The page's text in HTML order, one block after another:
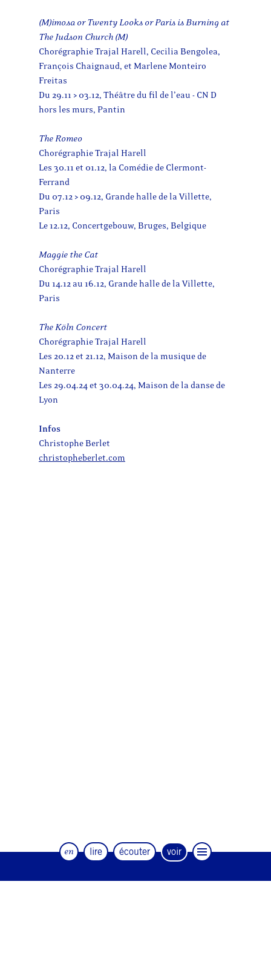
(M)imosa or Twenty Looks or Paris is Burning at
The Judson Church (M)
Chorégraphie Trajal Harell, Cecilia Bengolea,
François Chaignaud, et Marlene Monteiro
Freitas
Du 29.11 > 03.12, Théâtre du fil de l’eau - CN D
hors les murs, Pantin
The Romeo
Chorégraphie Trajal Harell
Les 30.11 et 01.12, la Comédie de Clermont-
Ferrand
Du 07.12 > 09.12, Grande halle de la Villette,
Paris
Le 12.12, Concertgebouw, Bruges, Belgique
Maggie the Cat
Chorégraphie Trajal Harell
Du 14.12 au 16.12, Grande halle de la Villette,
Paris
The Köln Concert
Chorégraphie Trajal Harell
Les 20.12 et 21.12, Maison de la musique de
Nanterre
Les 29.04.24 et 30.04.24, Maison de la danse de
Lyon
Infos
Christophe Berlet
christopheberlet.com
en lire écouter voir